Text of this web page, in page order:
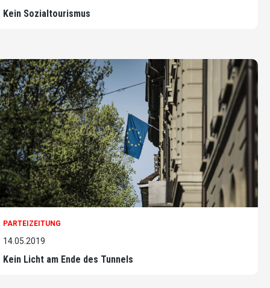
Kein Sozialtourismus
PARTEIZEITUNG
14.05.2019
Kein Licht am Ende des Tunnels